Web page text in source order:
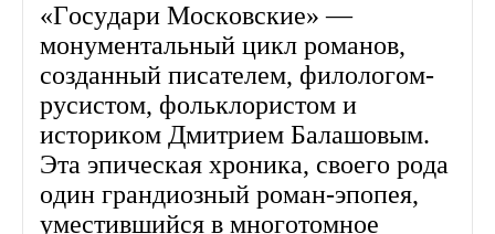
«Государи Московские» —
монументальный цикл романов,
созданный писателем, филологом-
русистом, фольклористом и
историком Дмитрием Балашовым.
Эта эпическая хроника, своего рода
один грандиозный роман-эпопея,
уместившийся в многотомное